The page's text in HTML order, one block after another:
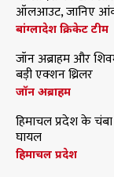
ऑलआउट, जानिए
बांग्लादेश क्रिकेट टीम
जॉन अब्राहम और
बड़ी एक्शन थ्रिलर
जॉन अब्राहम
हिमाचल प्रदेश के
घायल
हिमाचल प्रदेश